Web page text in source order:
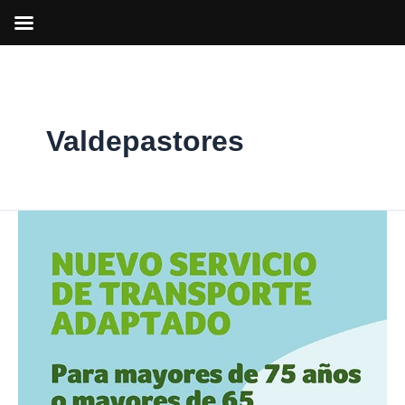
Valdepastores
servicio
transporte
adaptado
mayores